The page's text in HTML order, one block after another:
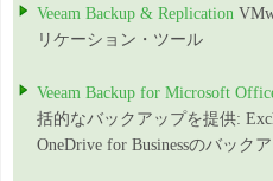
Veeam Backup & Replication
リケーション・ツール
Veeam Backup for Microsoft
括的なバックアップを提供:
OneDrive for Businessのバック